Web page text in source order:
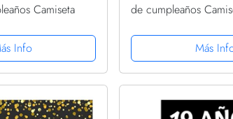
Camiseta
Info
de cumpleaños
Más